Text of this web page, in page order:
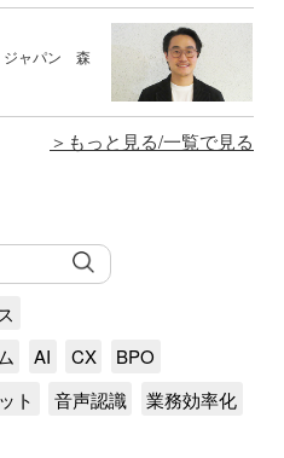
ジャパン 森
もっと見る/一覧で見る
AI CX
BPO
ト 音声認識 業務効率化